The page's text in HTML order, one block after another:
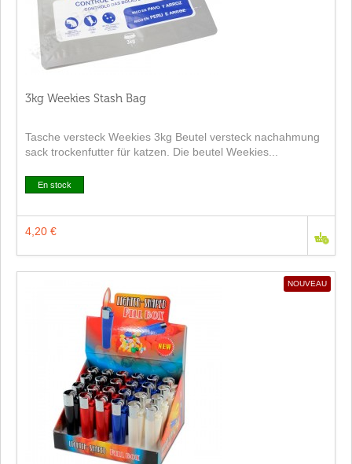
3kg Weekies Stash Bag
Tasche versteck Weekies 3kg Beutel versteck nachahmung
sack trockenfutter für katzen. Die beutel Weekies...
En stock
4,20 €
NOUVEAU